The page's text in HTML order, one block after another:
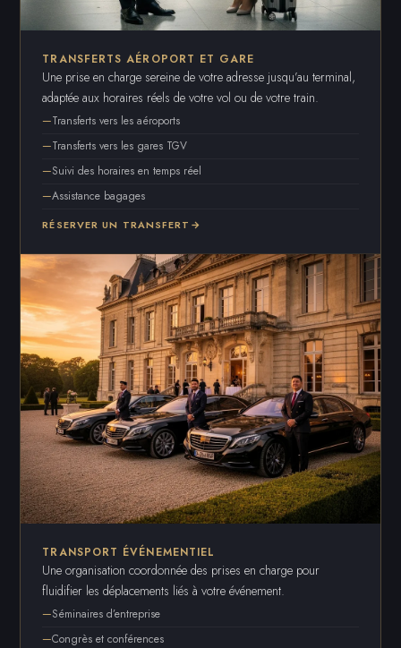
TRANSFERTS AÉROPORT ET GARE
Une prise en charge sereine de votre adresse jusqu’au terminal,
adaptée aux horaires réels de votre vol ou de votre train.
Transferts vers les aéroports
Transferts vers les gares TGV
Suivi des horaires en temps réel
Assistance bagages
RÉSERVER UN TRANSFERT
TRANSPORT ÉVÉNEMENTIEL
Une organisation coordonnée des prises en charge pour
fluidifier les déplacements liés à votre événement.
Séminaires d’entreprise
Congrès et conférences